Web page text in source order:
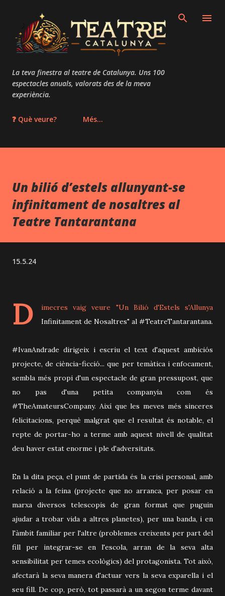
La teva finestra al teatre de Catalunya. Uns 100
espectacles anuals, valorats des de la meva
experiència.
❓ Què veure? Més…
Un bilió d’estels allunyant-se
infinitament de nosaltres al
Teatre Tantarantana
15.5.24
D
imecres vaig veure "Un Bilió d'Estels s'Allunya
Infinitament de Nosaltres" al #TeatreTantarantana.
#IvanAndrade dirigeix i escriu el text d'aquest ambiciós
projecte, de ciència-ficció... que per temàtica i enfocament,
sembla més propi d'un espectacle de gran pressupost, que
no pas d'una petita companyia com és
#TheAmateursCompany. Així que les meves més sinceres
felicitacions, perquè malgrat que el resultat és notable, el
repte de portar-ho a terme amb aquest nivell de qualitat
deu haver estat enorme i ple d'adversitats.
En la dita peça, el punt de partida és la crisi personal, amb
relació a la feina (projecte que no arranca, per posar en
marxa diversos telescopis de gran format que puguin
ajudar a trobar vida a altres planetes), per una banda, i en
l'àmbit familiar per l'altre (problemes creixents per part del
fill per integrar-se en l'escola, arran de la seva alta
sensibilitat per temes ecològics) del protagonista. Tot això,
afectarà la seva manera d'actuar vers la seva exparella i el
seu fill. De cop, però, tot passarà a un segon terme davant